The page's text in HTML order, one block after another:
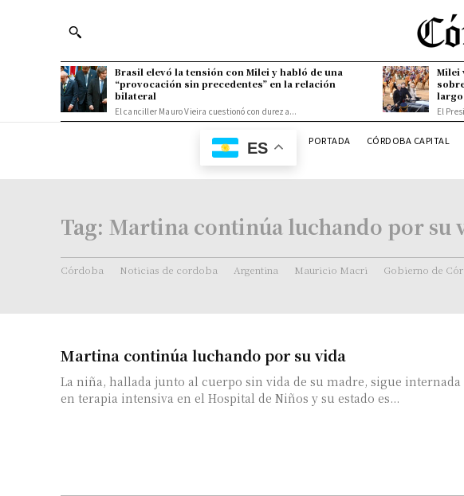
Brasil elevó la tensión con Milei y habló de una
“provocación sin precedentes” en la relación
bilateral
El canciller Mauro Vieira cuestionó con dureza...
Milei
El
ES PORTADA CÓRDOBA CAPITAL
Tag: Martina continúa luchando por su
Córdoba Noticias de cordoba Argentina Mauricio Macri Gobierno de
Martina continúa luchando por su vida
La niña, hallada junto al cuerpo sin vida de su madre, sigue internada
en terapia intensiva en el Hospital de Niños y su estado es...